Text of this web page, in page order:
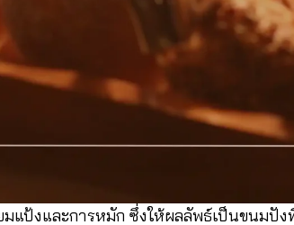
แป้งและการหมัก ซึ่งให้ผลลัพธ์เป็นขนมปั